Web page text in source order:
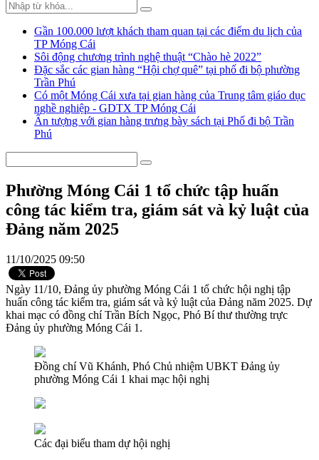
Gần 100.000 lượt khách tham quan tại các điểm du lịch của
TP Móng Cái
Sôi động chương trình nghệ thuật “Chào hè 2022”
Đặc sắc các gian hàng “Hội chợ quê” tại phố đi bộ phường
Trần Phú
Có một Móng Cái xưa tại gian hàng của Trung tâm giáo dục
nghề nghiệp - GDTX TP Móng Cái
Ấn tượng với gian hàng trưng bày sách tại Phố đi bộ Trần
Phú
Phường Móng Cái 1 tổ chức tập huấn
công tác kiểm tra, giám sát và kỷ luật của
Đảng năm 2025
11/10/2025 09:50
Ngày 11/10, Đảng ủy phường Móng Cái 1 tổ chức hội nghị tập
huấn công tác kiểm tra, giám sát và kỷ luật của Đảng năm 2025. Dự
khai mạc có đồng chí Trần Bích Ngọc, Phó Bí thư thường trực
Đảng ủy phường Móng Cái 1.
Đồng chí Vũ Khánh, Phó Chủ nhiệm UBKT Đảng ủy
phường Móng Cái 1 khai mạc hội nghị
Các đại biểu tham dự hội nghị